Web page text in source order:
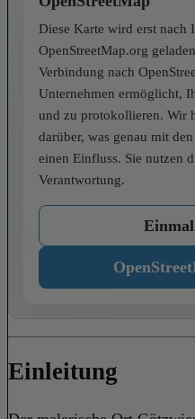
Diese Karte wird erst nach
OpenStreetMap.org
Verbindung nach
Unternehmen ermöglicht,
und zu protokollieren. Wir
darüber, was genau mit
einen Einfluss. Sie nutzen
Verantwortung.
Einleitung